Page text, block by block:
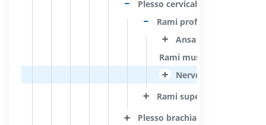
Plesso cervicale
Rami profondi del plesso
Ansa cervicale
Rami muscolari del
Nervo frenico
Rami superficiali del
Plesso brachiale